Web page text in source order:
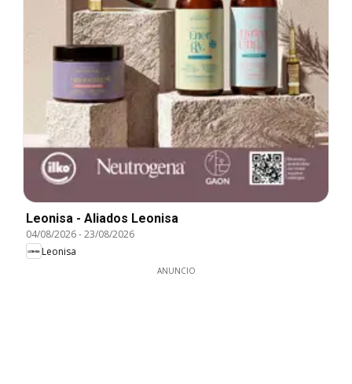
Leonisa - Aliados Leonisa
04/08/2026-23/08/2026
Leonisa
ANUNCIO